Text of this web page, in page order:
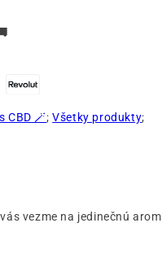
CBD 🪄;Všetky produkty;
vezme na jedinečnú